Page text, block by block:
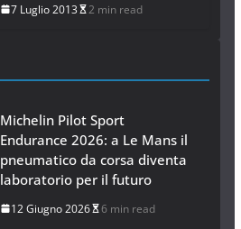
7 Luglio 2013 2 min read
Michelin Pilot Sport
Endurance 2026: a Le Mans il
pneumatico da corsa diventa
laboratorio per il futuro
12 Giugno 2026 6 min read